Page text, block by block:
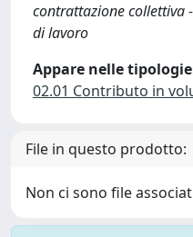
contrattazione collettiva
di lavoro
Appare nelle
02.01 Contributo in
File in questo prodotto:
Non ci sono file